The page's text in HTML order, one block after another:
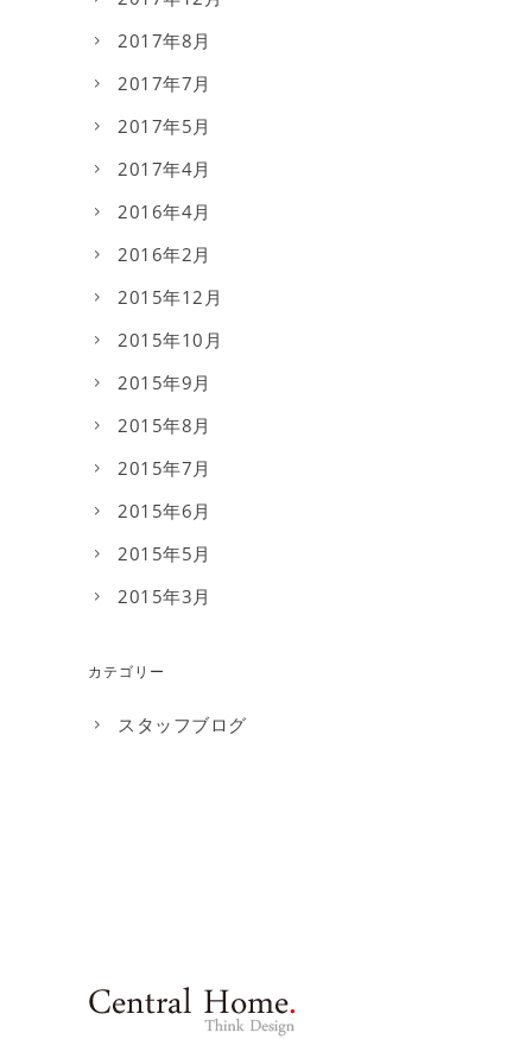
2017年8月
2017年7月
2017年5月
2017年4月
2016年4月
2016年2月
2015年12月
2015年10月
2015年9月
2015年8月
2015年7月
2015年6月
2015年5月
2015年3月
カテゴリー
スタッフブログ